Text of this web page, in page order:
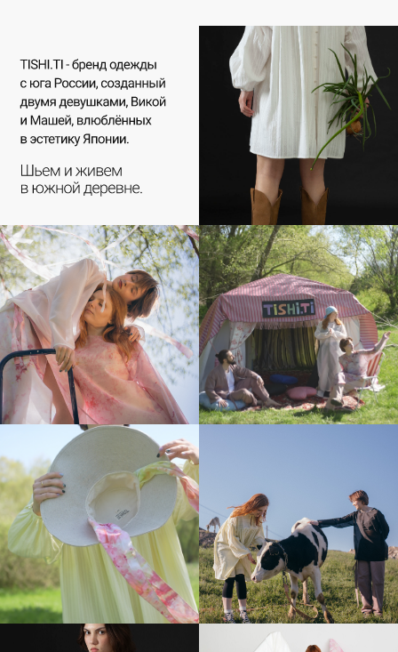
которых не хватает в гардеробе, но в то же
индивидуальность человека.
Все материалы, которые мы используем
проходят тщательное тестирование.
Мы выбираем не просто красивые
материалы, но и качественные. Так же для
нас важна тактильность ощущений
и внимание к каждой детали, к каждому